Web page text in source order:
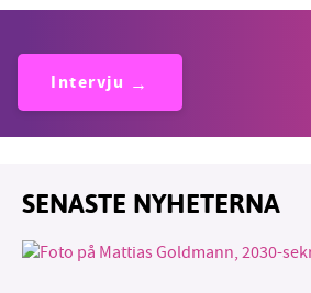
Intervju
SENASTE NYHETERNA